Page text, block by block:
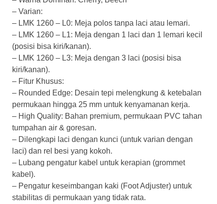
– Varian:
– LMK 1260 – L0: Meja polos tanpa laci atau lemari.
– LMK 1260 – L1: Meja dengan 1 laci dan 1 lemari kecil
(posisi bisa kiri/kanan).
– LMK 1260 – L3: Meja dengan 3 laci (posisi bisa
kiri/kanan).
– Fitur Khusus:
– Rounded Edge: Desain tepi melengkung & ketebalan
permukaan hingga 25 mm untuk kenyamanan kerja.
– High Quality: Bahan premium, permukaan PVC tahan
tumpahan air & goresan.
– Dilengkapi laci dengan kunci (untuk varian dengan
laci) dan rel besi yang kokoh.
– Lubang pengatur kabel untuk kerapian (grommet
kabel).
– Pengatur keseimbangan kaki (Foot Adjuster) untuk
stabilitas di permukaan yang tidak rata.